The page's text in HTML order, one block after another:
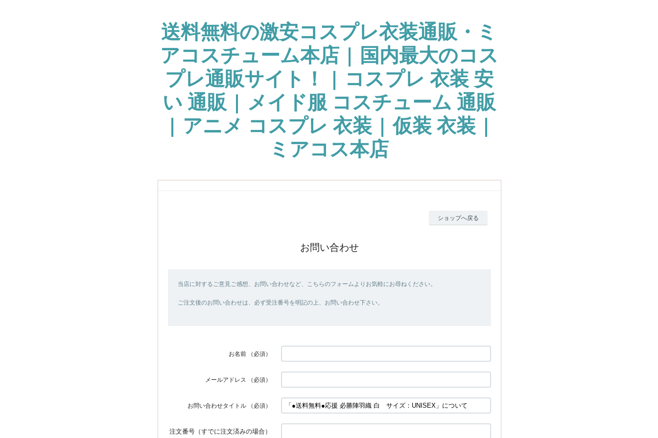
送料無料の激安コスプレ衣装通販・ミ
アコスチューム本店 | 国内最大のコス
プレ通販サイト！ | コスプレ 衣装 安
い 通販 | メイド服 コスチューム 通販
| アニメ コスプレ 衣装 | 仮装 衣装 |
ミアコス本店
ショップへ戻る
お問い合わせ
当店に対するご意見ご感想、お問い合わせなど、こちらのフォームよりお気軽にお尋ねください。
ご注文後のお問い合わせは、必ず受注番号を明記の上、お問い合わせ下さい。
お名前 （必須）
メールアドレス （必須）
お問い合わせタイトル （必須）
注文番号（すでに注文済みの場合）